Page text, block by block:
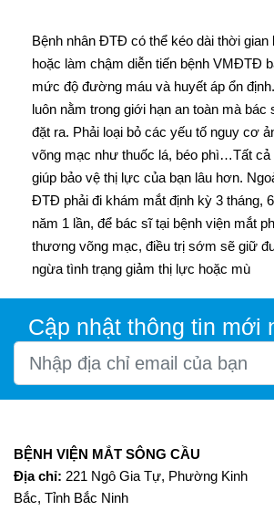
Bệnh nhân ĐTĐ có thể kéo dài thời gian
hoặc làm chậm diễn tiến bệnh VMĐTĐ
mức độ đường máu và huyết áp ổn
luôn nằm trong giới hạn an toàn mà
đặt ra. Phải loại bỏ các yếu tố nguy cơ
võng mạc như thuốc lá, béo phì…Tất cả
giúp bảo vệ thị lực của bạn lâu hơn.
ĐTĐ phải đi khám mắt định kỳ 3 tháng,
năm 1 lần, để bác sĩ tại bệnh viện mắt
thương võng mạc, điều trị sớm sẽ giữ
ngừa tình trạng giảm thị lực hoặc mù
Cập nhật thông tin mới
BỆNH VIỆN MẮT SÔNG CẦU
Địa chỉ: 221 Ngô Gia Tự, Phường Kinh
Bắc, Tỉnh Bắc Ninh